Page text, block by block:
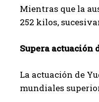
Mientras que la
252 kilos,
Supera actuación
La actuación de
mundiales